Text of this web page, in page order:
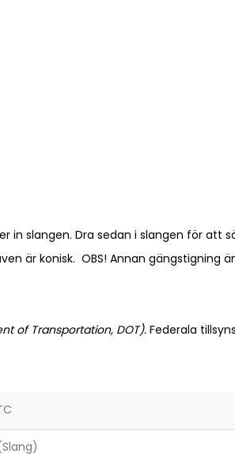
in slangen. Dra sedan i slangen för att
är konisk. OBS! Annan gängstigning
of Transportation, DOT). Federala